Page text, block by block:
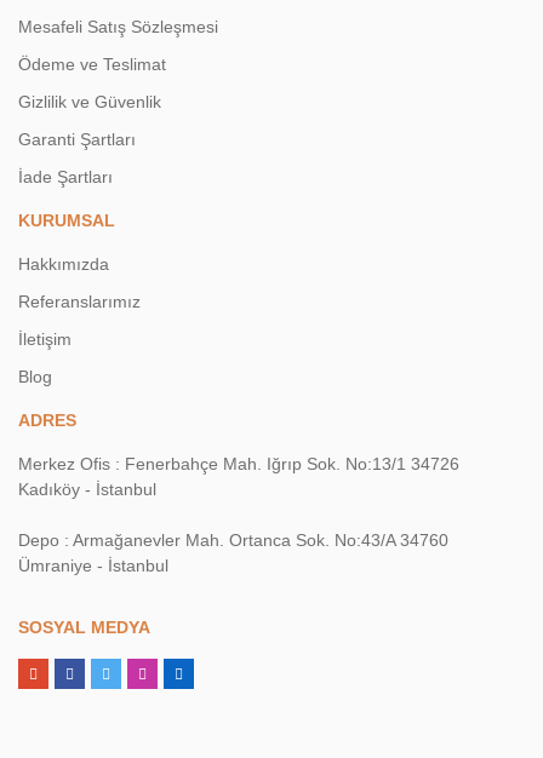
Mesafeli Satış Sözleşmesi
Ödeme ve Teslimat
Gizlilik ve Güvenlik
Garanti Şartları
İade Şartları
KURUMSAL
Hakkımızda
Referanslarımız
İletişim
Blog
ADRES
Merkez Ofis : Fenerbahçe Mah. Iğrıp Sok. No:13/1 34726
Kadıköy - İstanbul
Depo : Armağanevler Mah. Ortanca Sok. No:43/A 34760
Ümraniye - İstanbul
SOSYAL MEDYA